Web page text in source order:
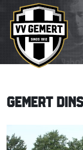
GEMERT